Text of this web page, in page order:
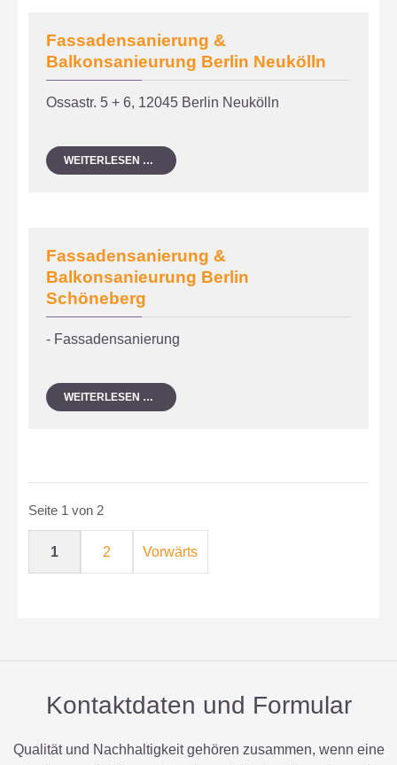
Fassadensanierung &
Balkonsanieurung Berlin Neukölln
Ossastr. 5 + 6, 12045 Berlin Neukölln
WEITERLESEN … FASSADENSANIERUNG
&
Fassadensanierung &
Balkonsanieurung Berlin
Schöneberg
- Fassadensanierung
WEITERLESEN … FASSADENSANIERUNG
&
Seite 1 von 2
1 2 Vorwärts
Kontaktdaten und Formular
Qualität und Nachhaltigkeit gehören zusammen, wenn eine